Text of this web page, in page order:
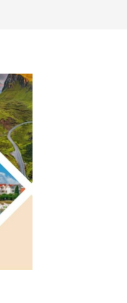
© lesniewski - Fotolia